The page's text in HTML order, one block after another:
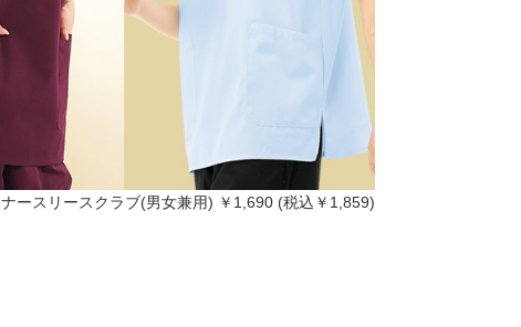
ナースリースクラブ(男女兼用) ￥1,690 (税込￥1,859)